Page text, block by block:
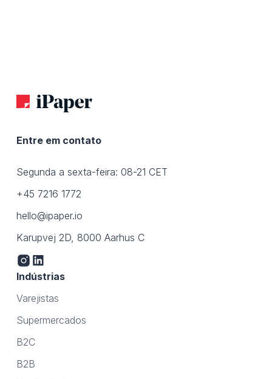
Entre em contato
Segunda a sexta-feira: 08-21 CET
+45 7216 1772
hello@ipaper.io
Karupvej 2D, 8000 Aarhus C
Indústrias
Varejistas
Supermercados
B2C
B2B